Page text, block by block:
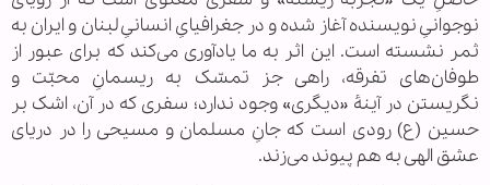
نوجوانیِ نویسنده آغاز شده و در جغرافیایِ انسانیِ لبنان و ایران به
ثمر نشسته است. این اثر به ما یادآوری می‌کند که برای عبور از
طوفان‌های تفرقه، راهی جز تمسّک به ریسمانِ محبّت و
نگریستن در آینۀ «دیگری» وجود ندارد؛ سفری که در آن، اشک بر
حسین (ع) رودی است که جانِ مسلمان و مسیحی را در دریای
عشق الهی به هم پیوند می‌زند.